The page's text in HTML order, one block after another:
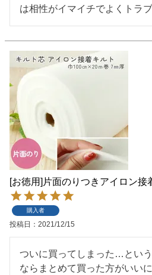
は相性がイマイチでよくトラブ
[お徳用]片面のりつきアイロン接
購入者
投稿日 2021/12/15
ついに買ってしまった…とい
ならまとめて買った方がいい